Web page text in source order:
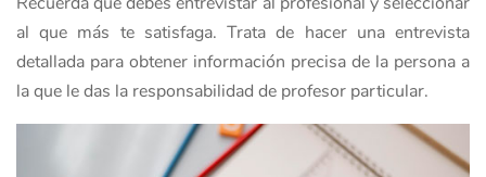
al que más te satisfaga. Trata de hacer una entrevista
detallada para obtener información precisa de la persona a
la que le das la responsabilidad de profesor particular.